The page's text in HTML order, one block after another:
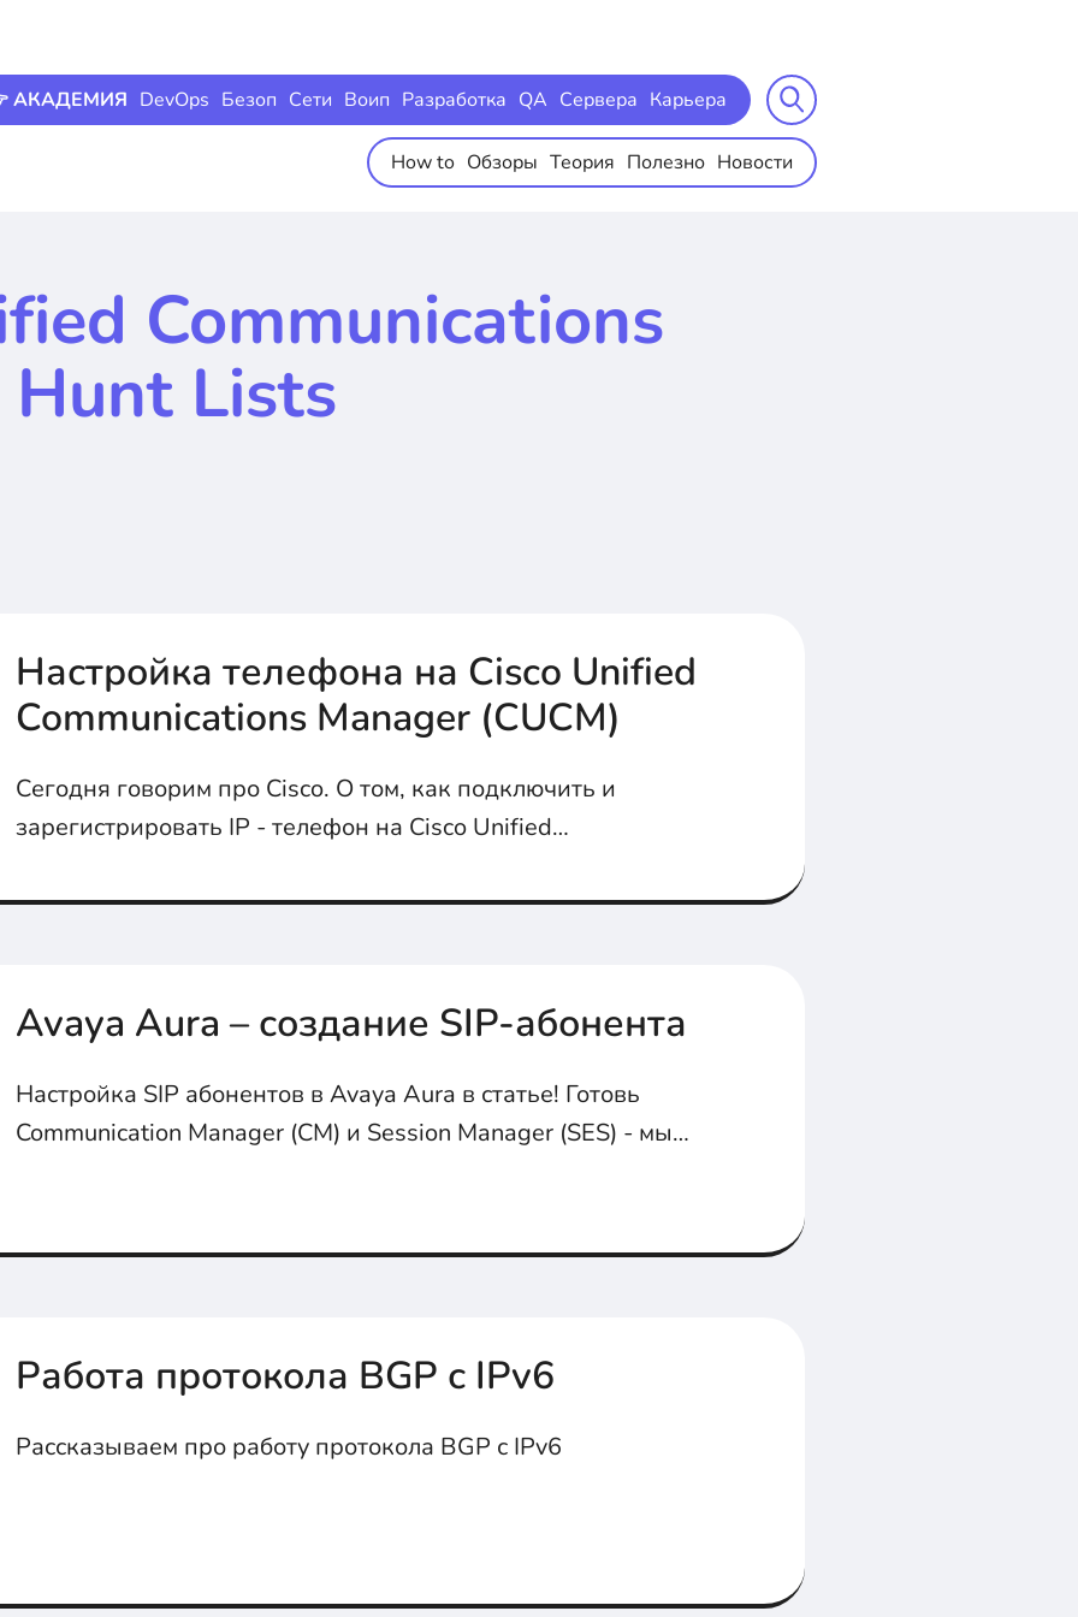
АКАДЕМИЯ DevOps Безоп Сети Воип Разработка QA Сервера Карьера
How to Обзоры Теория Полезно Новости
Communications
Lists
Настройка телефона на Cisco Unified
Communications Manager (CUCM)
Сегодня говорим про Cisco. О том, как подключить и
зарегистрировать IP - телефон на Cisco Unified
Avaya Aura – создание SIP-абонента
Настройка SIP абонентов в Avaya Aura в статье! Готовь
Communication Manager (СМ) и Session Manager (SES) - мы
Работа протокола BGP с IPv6
Рассказываем про работу протокола BGP с IPv6